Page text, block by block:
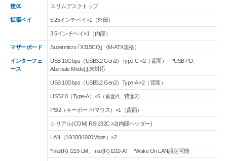
筐体 スリムデスクトップ
拡張ベイ 5.25インチベイ×1（外部）
3.5インチベイ×1（内部）
マザーボード Supermicro ｢X11SCQ｣（M-ATX規格）
インターフェ
ース
USB 10Gbps（USB3.2 Gen2）Type-C ×2（背面） *USB PD、
Alternate Modeは未対応
USB 10Gbps（USB3.2 Gen2）Type-A ×2（背面）
USB2.0（Type-A）×6（前面4、背面2）
PS/2（キーボード/マウス）×1（背面）
シリアル(COM) RS-232C ×2(内部ヘッダー)
LAN（10/100/1000Mbps）×2
*Intel(R) I219-LM、Intel(R) I210-AT *Wake On LAN設定可能